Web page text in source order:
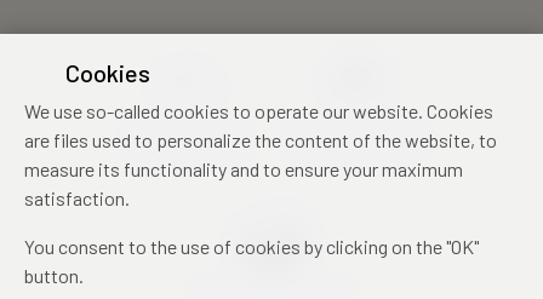
conference centre
konferenční centrum
Cookies
We use so-called cookies to operate our website. Cookies
are files used to personalize the content of the website, to
measure its functionality and to ensure your maximum
satisfaction.
You consent to the use of cookies by clicking on the "OK"
button.